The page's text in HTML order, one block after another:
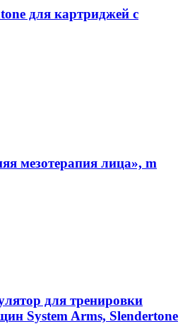
для картриджей с
мезотерапия лица», m
для тренировки
System Arms, Slendertone